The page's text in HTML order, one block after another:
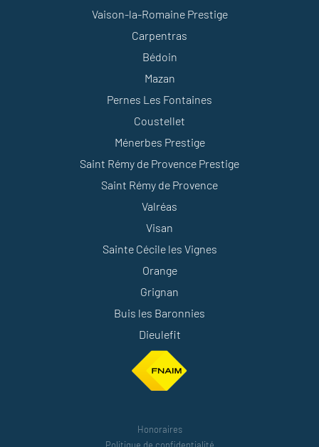
Vaison-la-Romaine Prestige
Carpentras
Bédoin
Mazan
Pernes Les Fontaines
Coustellet
Ménerbes Prestige
Saint Rémy de Provence Prestige
Saint Rémy de Provence
Valréas
Visan
Sainte Cécile les Vignes
Orange
Grignan
Buis les Baronnies
Dieulefit
Honoraires